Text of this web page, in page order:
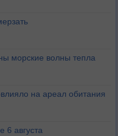
морские волны тепла
на ареал обитания
6 августа